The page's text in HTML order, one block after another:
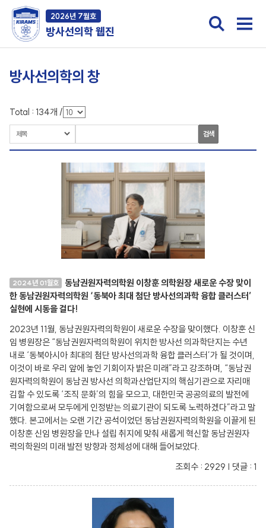
2026년 7월호
방사선의학 웹진
방사선의학의 창
Total : 134개 /
검색
2024년 01월호
동남권원자력의학원 이창훈 의학원장 새로운 수장 맞이
한 동남권원자력의학원 ‘동북아 최대 첨단 방사선의과학 융합 클러스터’
실현에 시동을 걸다!
2023년 11월, 동남권원자력의학원이 새로운 수장을 맞이했다. 이창훈 신
임 병원장은 “동남권원자력의학원이 위치한 방사선 의과학단지는 수년
내로 ‘동북아시아 최대의 첨단 방사선의과학 융합 클러스터’가 될 것이며,
이것이 바로 우리 앞에 놓인 기회이자 밝은 미래”라고 강조하며, “동남권
원자력의학원이 동남권 방사선 의학과산업단지의 핵심기관으로 자리매
김할 수 있도록 ‘조직 문화’의 힘을 모으고, 대한민국 공공의료의 발전에
기여함으로써 모두에게 인정받는 의료기관이 되도록 노력하겠다”라고 말
했다. 본고에서는 오랜 기간 공석이었던 동남권원자력의학원을 이끌게 된
이창훈 신임 병원장을 만나 설립 취지에 맞춰 새롭게 혁신할 동남권원자
력의학원의 미래 발전 방향과 정체성에 대해 들어보았다.
조회수 : 2929 | 댓글 : 1